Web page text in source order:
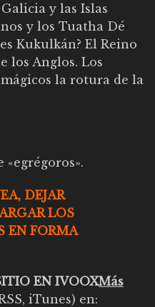
y las Islas
y los Tuatha Dé
Kukulkán? El Reino
los Anglos. Los
la rotura de la
.
DEJAR
LOS
EN FORMA
EN IVOOXMás
iTunes) en: